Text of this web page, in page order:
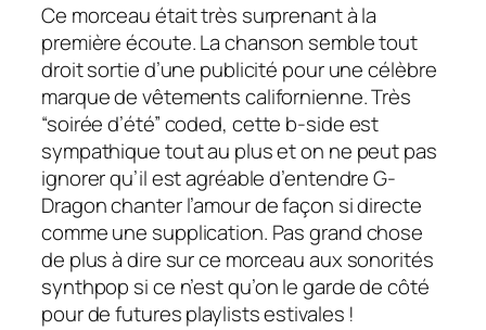
Ce morceau était très surprenant à la
première écoute. La chanson semble tout
droit sortie d’une publicité pour une célèbre
marque de vêtements californienne. Très
“soirée d’été”coded, cette b-sideest
sympathique tout au plus et on ne peut pas
ignorer qu’il est agréable d’entendre G-
Dragon chanter l’amour de façon si directe
comme une supplication. Pas grand chose
de plus à dire sur ce morceau aux sonorités
synthpop si ce n’est qu’on le garde de côté
pour de futures playlists estivales !